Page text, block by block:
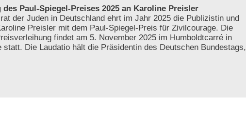
des Paul-Spiegel-Preises 2025 an Karoline Preisler
der Juden in Deutschland ehrt im Jahr 2025 die Publizistin und
Preisler mit dem Paul-Spiegel-Preis für Zivilcourage. Die
findet am 5. November 2025 im Humboldtcarré in
statt. Die Laudatio hält die Präsidentin des Deutschen Bundestags,